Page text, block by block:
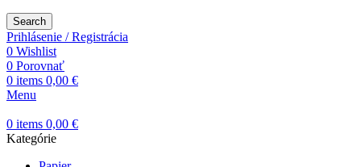
Search
Prihlásenie / Registrácia
0 Wishlist
0 Porovnať
0 items 0,00 €
Menu
0 items 0,00 €
Kategórie